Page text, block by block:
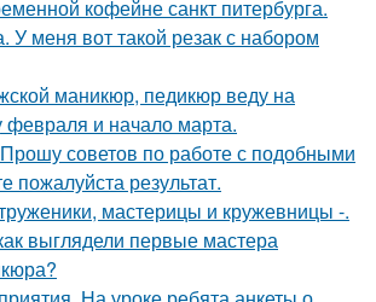
кофейне санкт питербурга.
У меня вот такой резак с набором
маникюр, педикюр веду на
февраля и начало марта.
советов по работе с подобными
пожалуйста результат.
мастерицы и кружевницы -.
выглядели первые мастера